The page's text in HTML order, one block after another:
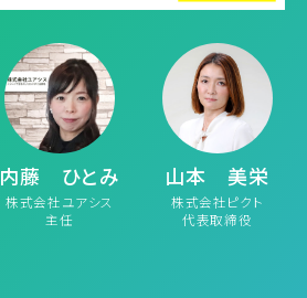
内藤 ひとみ
株式会社ユアシス
主任
山本 美栄
株式会社ピクト
代表取締役